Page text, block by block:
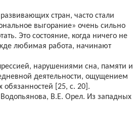
стран, часто стали
выгорание» очень сильно
Это состояние, когда ничего не
любимая работа, начинают
нарушениями сна, памяти и
деятельности, ощущением
[25, с. 20].
В.Е. Орел. Из западных
Г.А. Робертса.